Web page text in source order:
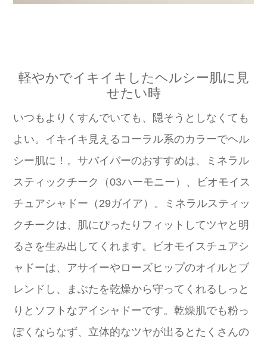
軽やかでイキイキしたヘルシー肌に見
せたい時
いつもよりくすんでいても、隠そうとしなくても
よい。イキイキ見えるコーラル系のカラーでヘル
シー肌に！。サバイバーのおすすめは、ミネラル
スティックチーク（03ハーモニー）、ビオモイス
チュアシャドー（29ガイア）。ミネラルスティッ
クチークは、肌にぴったりフィットしてツヤと明
るさを生み出してくれます。ビオモイスチュアシ
ャドーは、アサイーやローズヒップのオイルとブ
レンドし、まぶたを乾燥から守ってくれるしっと
りとソフトなアイシャドーです。乾燥肌でも粉っ
ぽくならなず、立体的なツヤが出るとたくさんの